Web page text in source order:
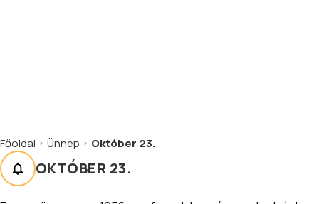
Főoldal Ünnep Október 23.
OKTÓBER 23.